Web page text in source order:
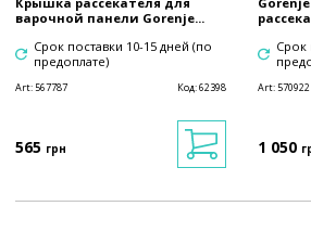
варочной панели Gorenje...
Срок поставки 10-15 дней (по
предоплате)
Art:567787 Код:62398
565 грн
Срок
Art:570922
1 050